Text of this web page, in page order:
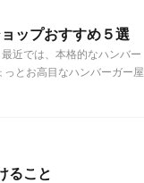
ップおすすめ５選
近では、本格的なハンバー
とお高目なハンバーガー屋
ること